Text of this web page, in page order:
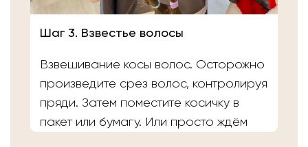
Шаг 3. Взвестье волосы
Взвешивание косы волос. Осторожно
произведите срез волос, контролируя
пряди. Затем поместите косичку в
пакет или бумагу. Или просто ждём